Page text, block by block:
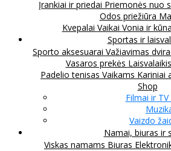
Įrankiai ir priedai Priemonės nuo
Odos priežiūra
Kvepalai Vaikai Vonia ir
Sportas ir
Sporto aksesuarai Važiavimas
Vasaros prekės
Padelio tenisas Vaikams Kariniai
Shop
Filmai ir
Vaizdo
Namai, biuras ir
Viskas namams Biuras